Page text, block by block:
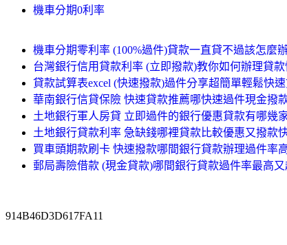
機車分期0利率
機車分期零利率 (100%過件)貸款一直貸不過該怎麼
台灣銀行信用貸款利率 (立即撥款)教你如何辦理貸
貸款試算表excel (快速撥款)過件分享超簡單輕鬆快速
華南銀行信貸保險 快速貸款推薦哪快速過件現金撥
土地銀行軍人房貸 立即過件的銀行優惠貸款有哪幾
土地銀行貸款利率 急缺錢哪裡貸款比較優惠又撥款
買車頭期款刷卡 快速撥款哪間銀行貸款辦理過件率
郵局壽險借款 (現金貸款)哪間銀行貸款過件率最高又
914B46D3D617FA11